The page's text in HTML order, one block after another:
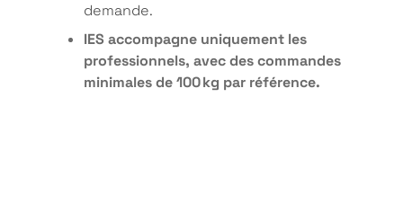
demande.
IES accompagne uniquement les
professionnels, avec des commandes
minimales de 100 kg par référence.